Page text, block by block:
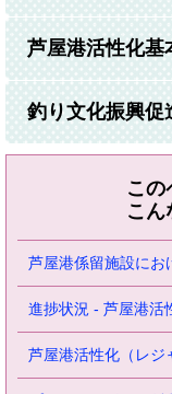
芦屋港活性化基
釣り文化振興促
この
こん
芦屋港係留施設にお
進捗状況 - 芦屋港活
芦屋港活性化（レジ